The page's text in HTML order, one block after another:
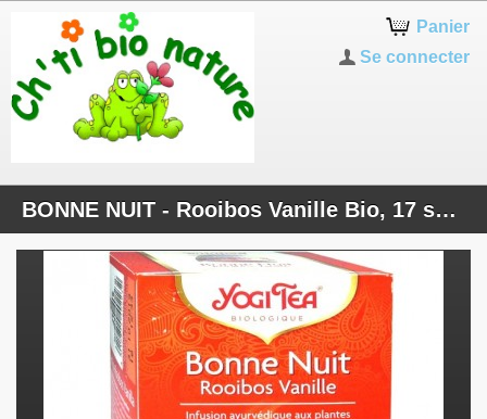
Panier
Se connecter
BONNE NUIT - Rooibos Vanille Bio, 17 sachets